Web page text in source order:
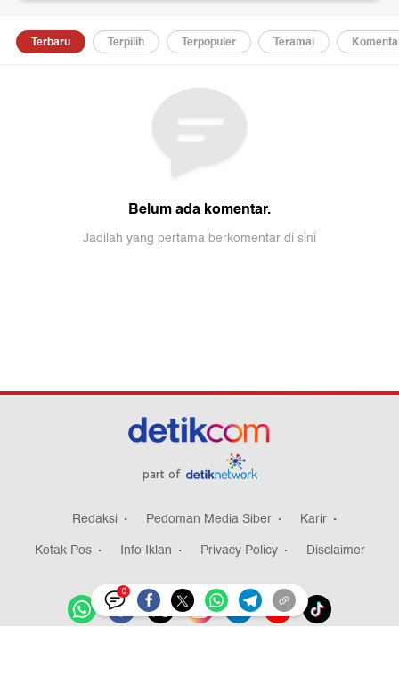
0
part of
Redaksi Pedoman Media Siber
Karir
Kotak Pos
Info Iklan Privacy Policy Disclaimer